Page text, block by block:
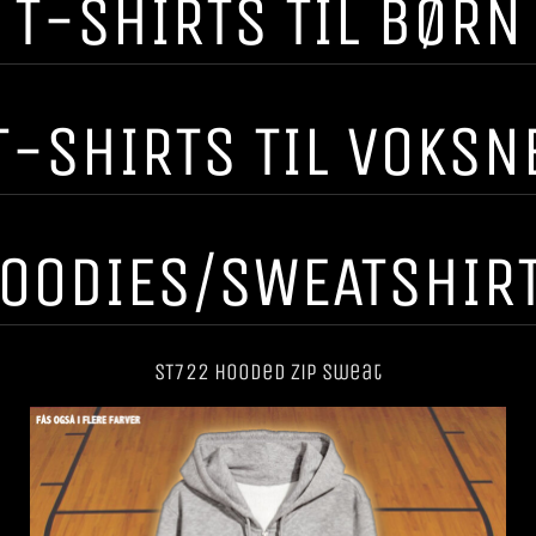
T-SHIRTS TIL BØRN
SHIRTS TIL
ST722 Hooded Zip Sweat